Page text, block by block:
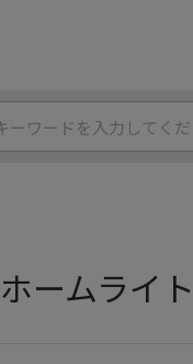
ホームライト